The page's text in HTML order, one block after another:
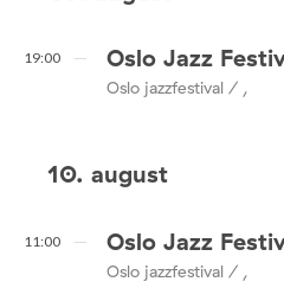
19:00 Oslo Jazz
Oslo jazzfestival / ,
10. august
11:00 Oslo Jazz
Oslo jazzfestival / ,